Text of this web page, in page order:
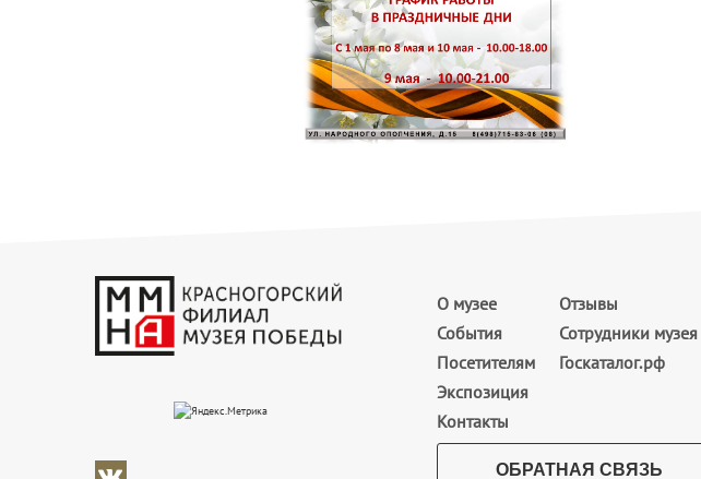
О музее
События
Посетителям
Экспозиция
Контакты
Отзывы
Сотрудники музея
Госкаталог.рф
ОБРАТНАЯ СВЯЗЬ